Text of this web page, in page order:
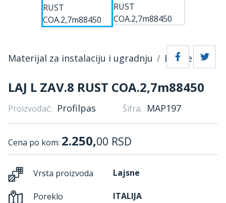
Materijal za instalaciju i ugradnju Lajsne
LAJ L ZAV.8 RUST COA.2,7m88450
Proizvođač: Profilpas Šifra: MAP197
Cena po kom: 2.250,00 RSD
Vrsta proizvoda Lajsne
Poreklo ITALIJA